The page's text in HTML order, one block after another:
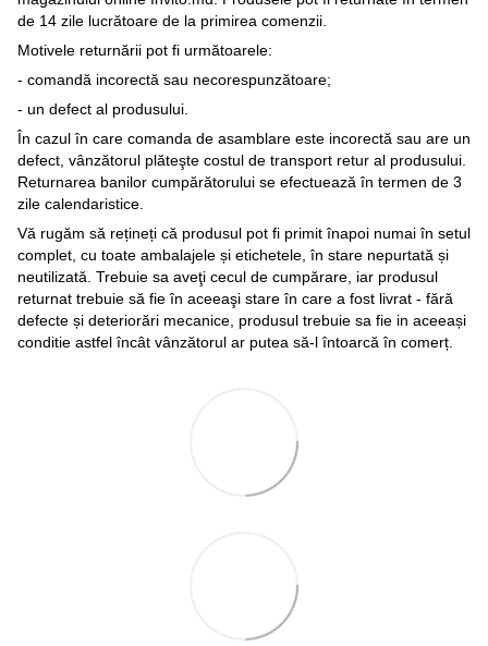
de 14 zile lucrătoare de la primirea comenzii.
Motivele returnării pot fi următoarele:
- comandă incorectă sau necorespunzătoare;
- un defect al produsului.
În cazul în care comanda de asamblare este incorectă sau are un
defect, vânzătorul plăteşte costul de transport retur al produsului.
Returnarea banilor cumpărătorului se efectuează în termen de 3
zile calendaristice.
Vă rugăm să rețineți că produsul pot fi primit înapoi numai în setul
complet, cu toate ambalajele și etichetele, în stare nepurtată și
neutilizată. Trebuie sa aveţi cecul de cumpărare, iar produsul
returnat trebuie să fie în aceeaşi stare în care a fost livrat - fără
defecte și deteriorări mecanice, produsul trebuie sa fie in aceeași
conditie astfel încât vânzătorul ar putea să-l întoarcă în comerț.